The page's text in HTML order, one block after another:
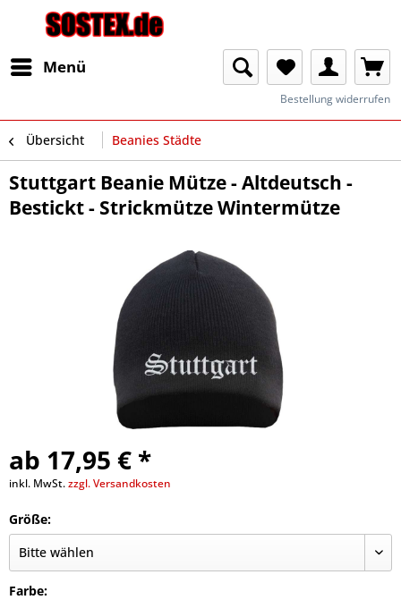
Menü
Bestellung widerrufen
Übersicht Beanies Städte
Stuttgart Beanie Mütze - Altdeutsch -
Bestickt - Strickmütze Wintermütze
ab 17,95 € *
inkl. MwSt.zzgl. Versandkosten
Größe:
Farbe: